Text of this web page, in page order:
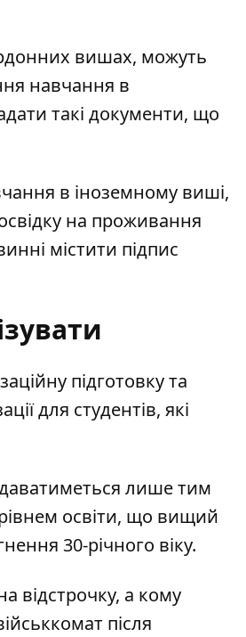
вишах, можуть
навчання в
такі документи, що
в іноземному виші,
на проживання
містити підпис
підготовку та
для студентів, які
лише тим
освіти, що вищий
30-річного віку.
відстрочку, а кому
після